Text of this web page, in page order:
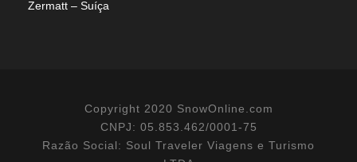
Zermatt – Suíça
Copyright 2020 SnowOnline.com
CNPJ: 05.853.462/0001-75
Razão Social: Soul Traveler Viagens e Turismo